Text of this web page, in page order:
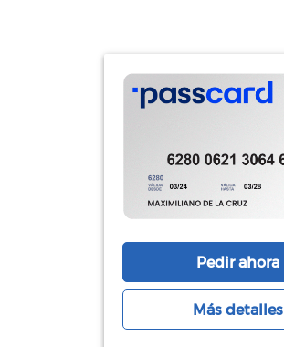
Pedir ahora
Más detalles